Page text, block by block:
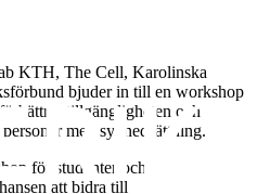
KTH, The Cell, Karolinska
bjuder in till en workshop
tillgängligheten och
med synnedsättning.
för studenter och
att bidra till